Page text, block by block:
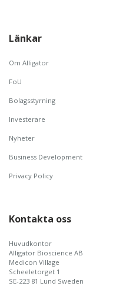
Länkar
Om Alligator
FoU
Bolagsstyrning
Investerare
Nyheter
Business Development
Privacy Policy
Kontakta oss
Huvudkontor
Alligator Bioscience AB
Medicon Village
Scheeletorget 1
SE-223 81 Lund Sweden